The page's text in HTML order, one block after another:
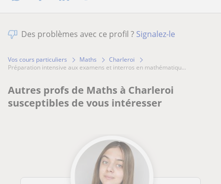
Des problèmes avec ce profil ? Signalez-le
Vos cours particuliers Maths
Charleroi
préparation intensive aux examens et interros en mathématiqu...
Autres profs de Maths à Charleroi
susceptibles de vous intéresser